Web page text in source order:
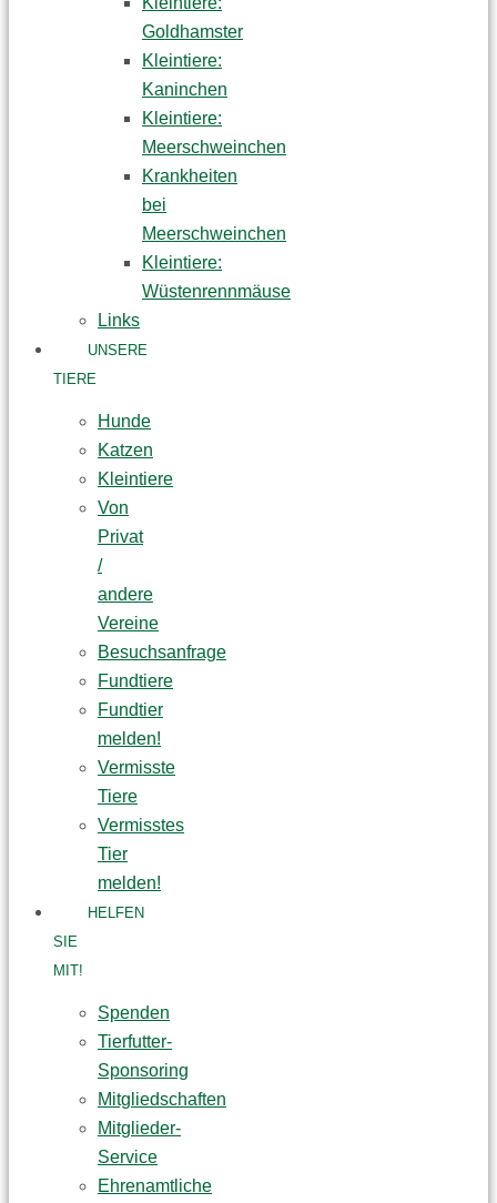
Goldhamster
Kleintiere:
Kaninchen
Kleintiere:
Meerschweinchen
Krankheiten
bei
Meerschweinchen
Kleintiere:
Wüstenrennmäuse
Links
UNSERE
TIERE
Hunde
Katzen
Kleintiere
Von
Privat
/
andere
Vereine
Besuchsanfrage
Fundtiere
Fundtier
melden!
Vermisste
Tiere
Vermisstes
Tier
melden!
HELFEN
SIE
MIT!
Spenden
Tierfutter-
Sponsoring
Mitgliedschaften
Mitglieder-
Service
Ehrenamtliche